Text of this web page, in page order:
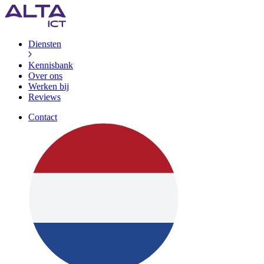
Diensten
Kennisbank
Over ons
Werken bij
Reviews
Contact